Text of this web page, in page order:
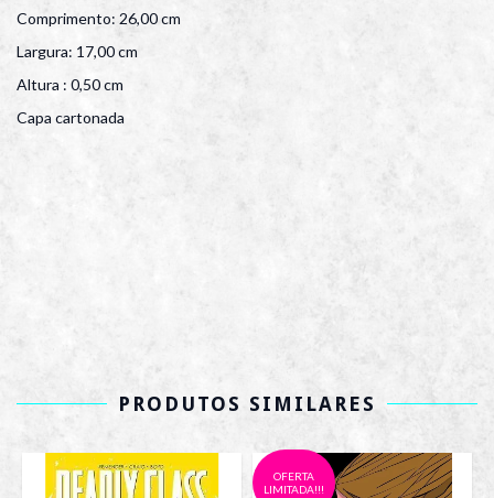
Comprimento: 26,00 cm
Largura: 17,00 cm
Altura : 0,50 cm
Capa cartonada
PRODUTOS SIMILARES
OFERTA
LIMITADA!!!